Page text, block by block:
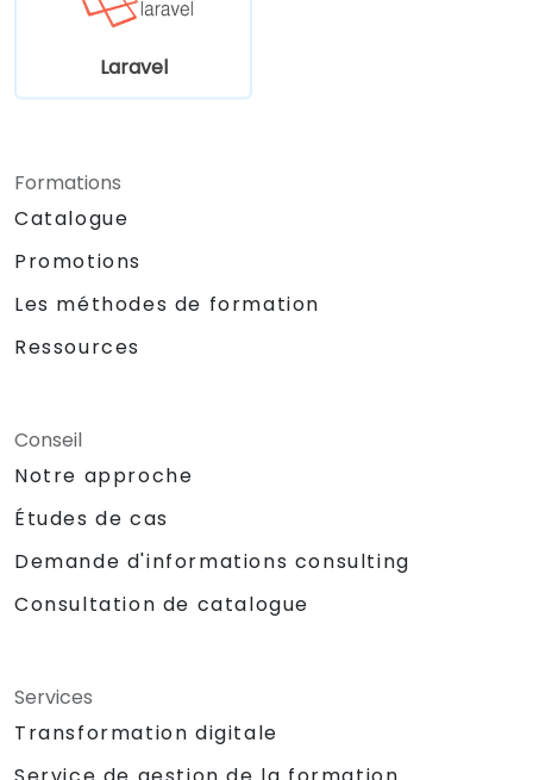
Laravel
Formations
Catalogue
Promotions
Les méthodes de formation
Ressources
Conseil
Notre approche
Études de cas
Demande d'informations consulting
Consultation de catalogue
Services
Transformation digitale